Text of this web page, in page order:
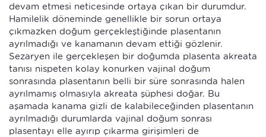
devam etmesi neticesinde ortaya çıkan bir durumdur.
Hamilelik döneminde genellikle bir sorun ortaya
çıkmazken doğum gerçekleştiğinde plasentanın
ayrılmadığı ve kanamanın devam ettiği gözlenir.
Sezaryen ile gerçekleşen bir doğumda plasenta akreata
tanısı nispeten kolay konurken vajinal doğum
sonrasında plasentanın belli bir süre sonrasında halen
ayrılmamış olmasıyla akreata şüphesi doğar. Bu
aşamada kanama gizli de kalabileceğinden plasentanın
ayrılmadığı durumlarda vajinal doğum sonrası
plasentayı elle ayırıp çıkarma girişimleri de